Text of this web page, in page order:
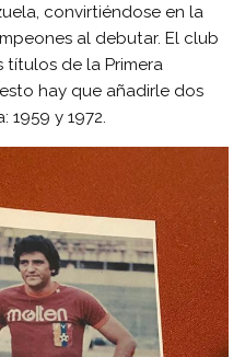
convirtiéndose en la
al debutar. El club
títulos de la Primera
esto hay que añadirle dos
1959 y 1972.